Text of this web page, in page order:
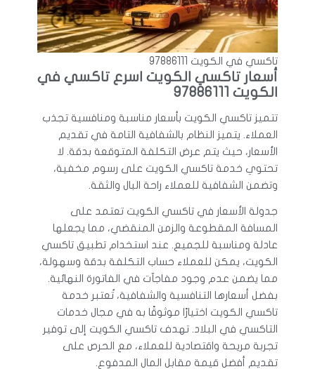
تاكسي في الكويت 97886111
أسعار تاكسي الكويت اسرع تاكسي في
الكويت 97886111
تتميز تاكسي الكويت بأسعار مناسبة ومنافسية تجذب
العملاء. يتميز النظام بالشفافية التامة في تقديم
الأسعار، حيث يتم عرض التكلفة المتوقعة بدقة. لا
تحتوي خدمة تاكسي الكويت على رسوم مخفية،
وتضمن الشفافية للعملاء راحة البال والثقة.
جدولة الأسعار في تاكسي الكويت تعتمد على
المسافة المقطوعة والزمن المنقضي، مما يجعلها
عادلة ومناسبة للجميع. عند استخدام تطبيق تاكسي
الكويت، يمكن للعملاء حساب التكلفة بدقة وسهولة،
مما يضمن عدم وجود مفاجآت في الفاتورة النهائية.
بفضل أسعارها التنافسية والشفافية، تُعتبر خدمة
تاكسي الكويت اختيارًا موثوقًا به في مجال خدمات
التاكسي في البلاد. تهدف تاكسي الكويت إلى توفير
تجربة مريحة واقتصادية للعملاء، مع الحرص على
تقديم أفضل قيمة مقابل المال المدفوع.